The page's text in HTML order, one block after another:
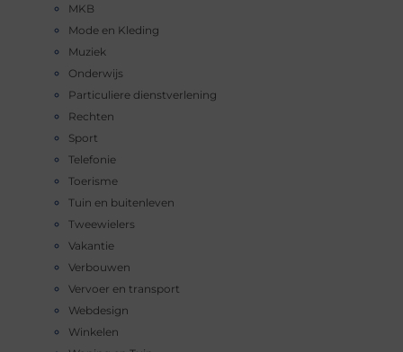
MKB
Mode en Kleding
Muziek
Onderwijs
Particuliere dienstverlening
Rechten
Sport
Telefonie
Toerisme
Tuin en buitenleven
Tweewielers
Vakantie
Verbouwen
Vervoer en transport
Webdesign
Winkelen